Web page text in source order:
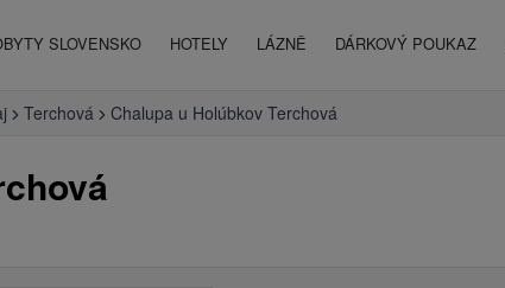
SLOVENSKO HOTELY LÁZNĚ DÁRKOVÝ POUKAZ
Terchová Chalupa u Holúbkov Terchová